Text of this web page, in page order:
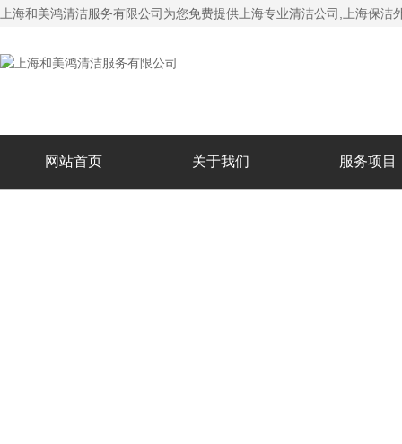
上海和美鸿清洁服务有限公司为您免费提供 上海专业清洁公司 ,上海保
网站首页 关于我们 服务项目